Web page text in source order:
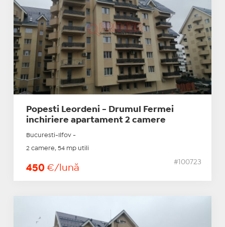
Popesti Leordeni - Drumul Fermei
inchiriere apartament 2 camere
Bucuresti-Ilfov -
2 camere, 54 mp utili
450 €/lună
#100723